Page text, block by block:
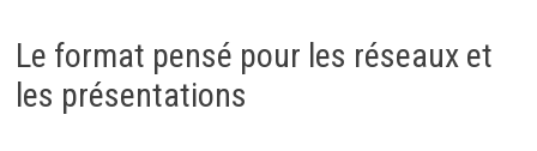
Le format pensé pour les réseaux et
les présentations